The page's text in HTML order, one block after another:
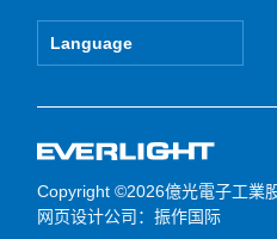
u
e
i
Language
Copyright ©2026億光電子工業
网页设计公司 ：振作国际